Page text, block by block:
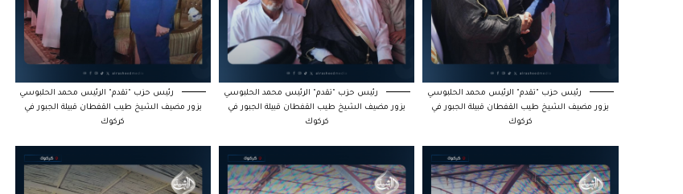
رئيس حزب "تقدم" الرئيس محمد الحلبوسي
يزور مضيف الشيخ طيب القفطان قبيلة الجبور في
كركوك
رئيس حزب "تقدم" الرئيس محمد الحلبوسي
يزور مضيف الشيخ طيب القفطان قبيلة الجبور في
كركوك
رئيس حزب "تقدم" الرئيس محمد الحلبوسي
يزور مضيف الشيخ طيب القفطان قبيلة الجبور في
كركوك